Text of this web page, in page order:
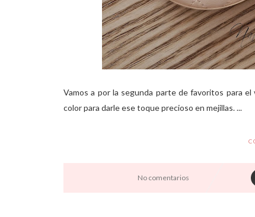
Vamos a por la segunda parte de favoritos para
color para darle ese toque precioso en mejillas. ...
No comentarios